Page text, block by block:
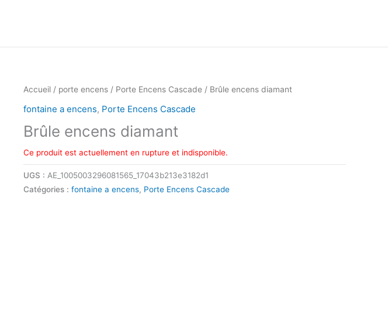
Accueil / porte encens / Porte Encens Cascade / Brûle encens diamant
fontaine a encens, Porte Encens Cascade
Brûle encens diamant
Ce produit est actuellement en rupture et indisponible.
UGS : AE_1005003296081565_17043b213e3182d1
Catégories : fontaine a encens, Porte Encens Cascade